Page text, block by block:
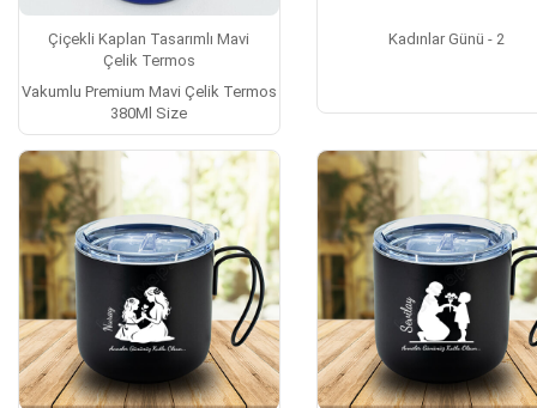
Çiçekli Kaplan Tasarımlı Mavi
Çelik Termos
Vakumlu Premium Mavi Çelik Termos
380Ml Size
Kadınlar Günü - 2